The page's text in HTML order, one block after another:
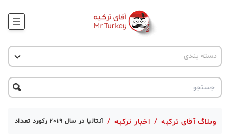
وبلاگ
جاذبه گردشگری
دسته بندی
اخبار ترکیه
پروژه ها
تحصیل در ترکیه
ترکیه گردی
وبلاگ آقای ترکیه / اخبار ترکیه / آنتالیا در سال 2019 رکورد تعداد گردشگران را شکست